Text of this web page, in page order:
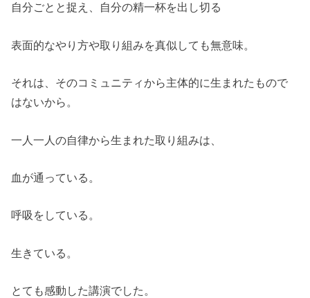
自分ごとと捉え、自分の精一杯を出し切る
表面的なやり方や取り組みを真似しても無意味。
それは、そのコミュニティから主体的に生まれたもので
はないから。
一人一人の自律から生まれた取り組みは、
血が通っている。
呼吸をしている。
生きている。
とても感動した講演でした。